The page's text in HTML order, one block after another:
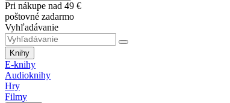
Pri nákupe nad 49 €
poštovné zadarmo
Vyhľadávanie
Knihy
E-knihy
Audioknihy
Hry
Filmy